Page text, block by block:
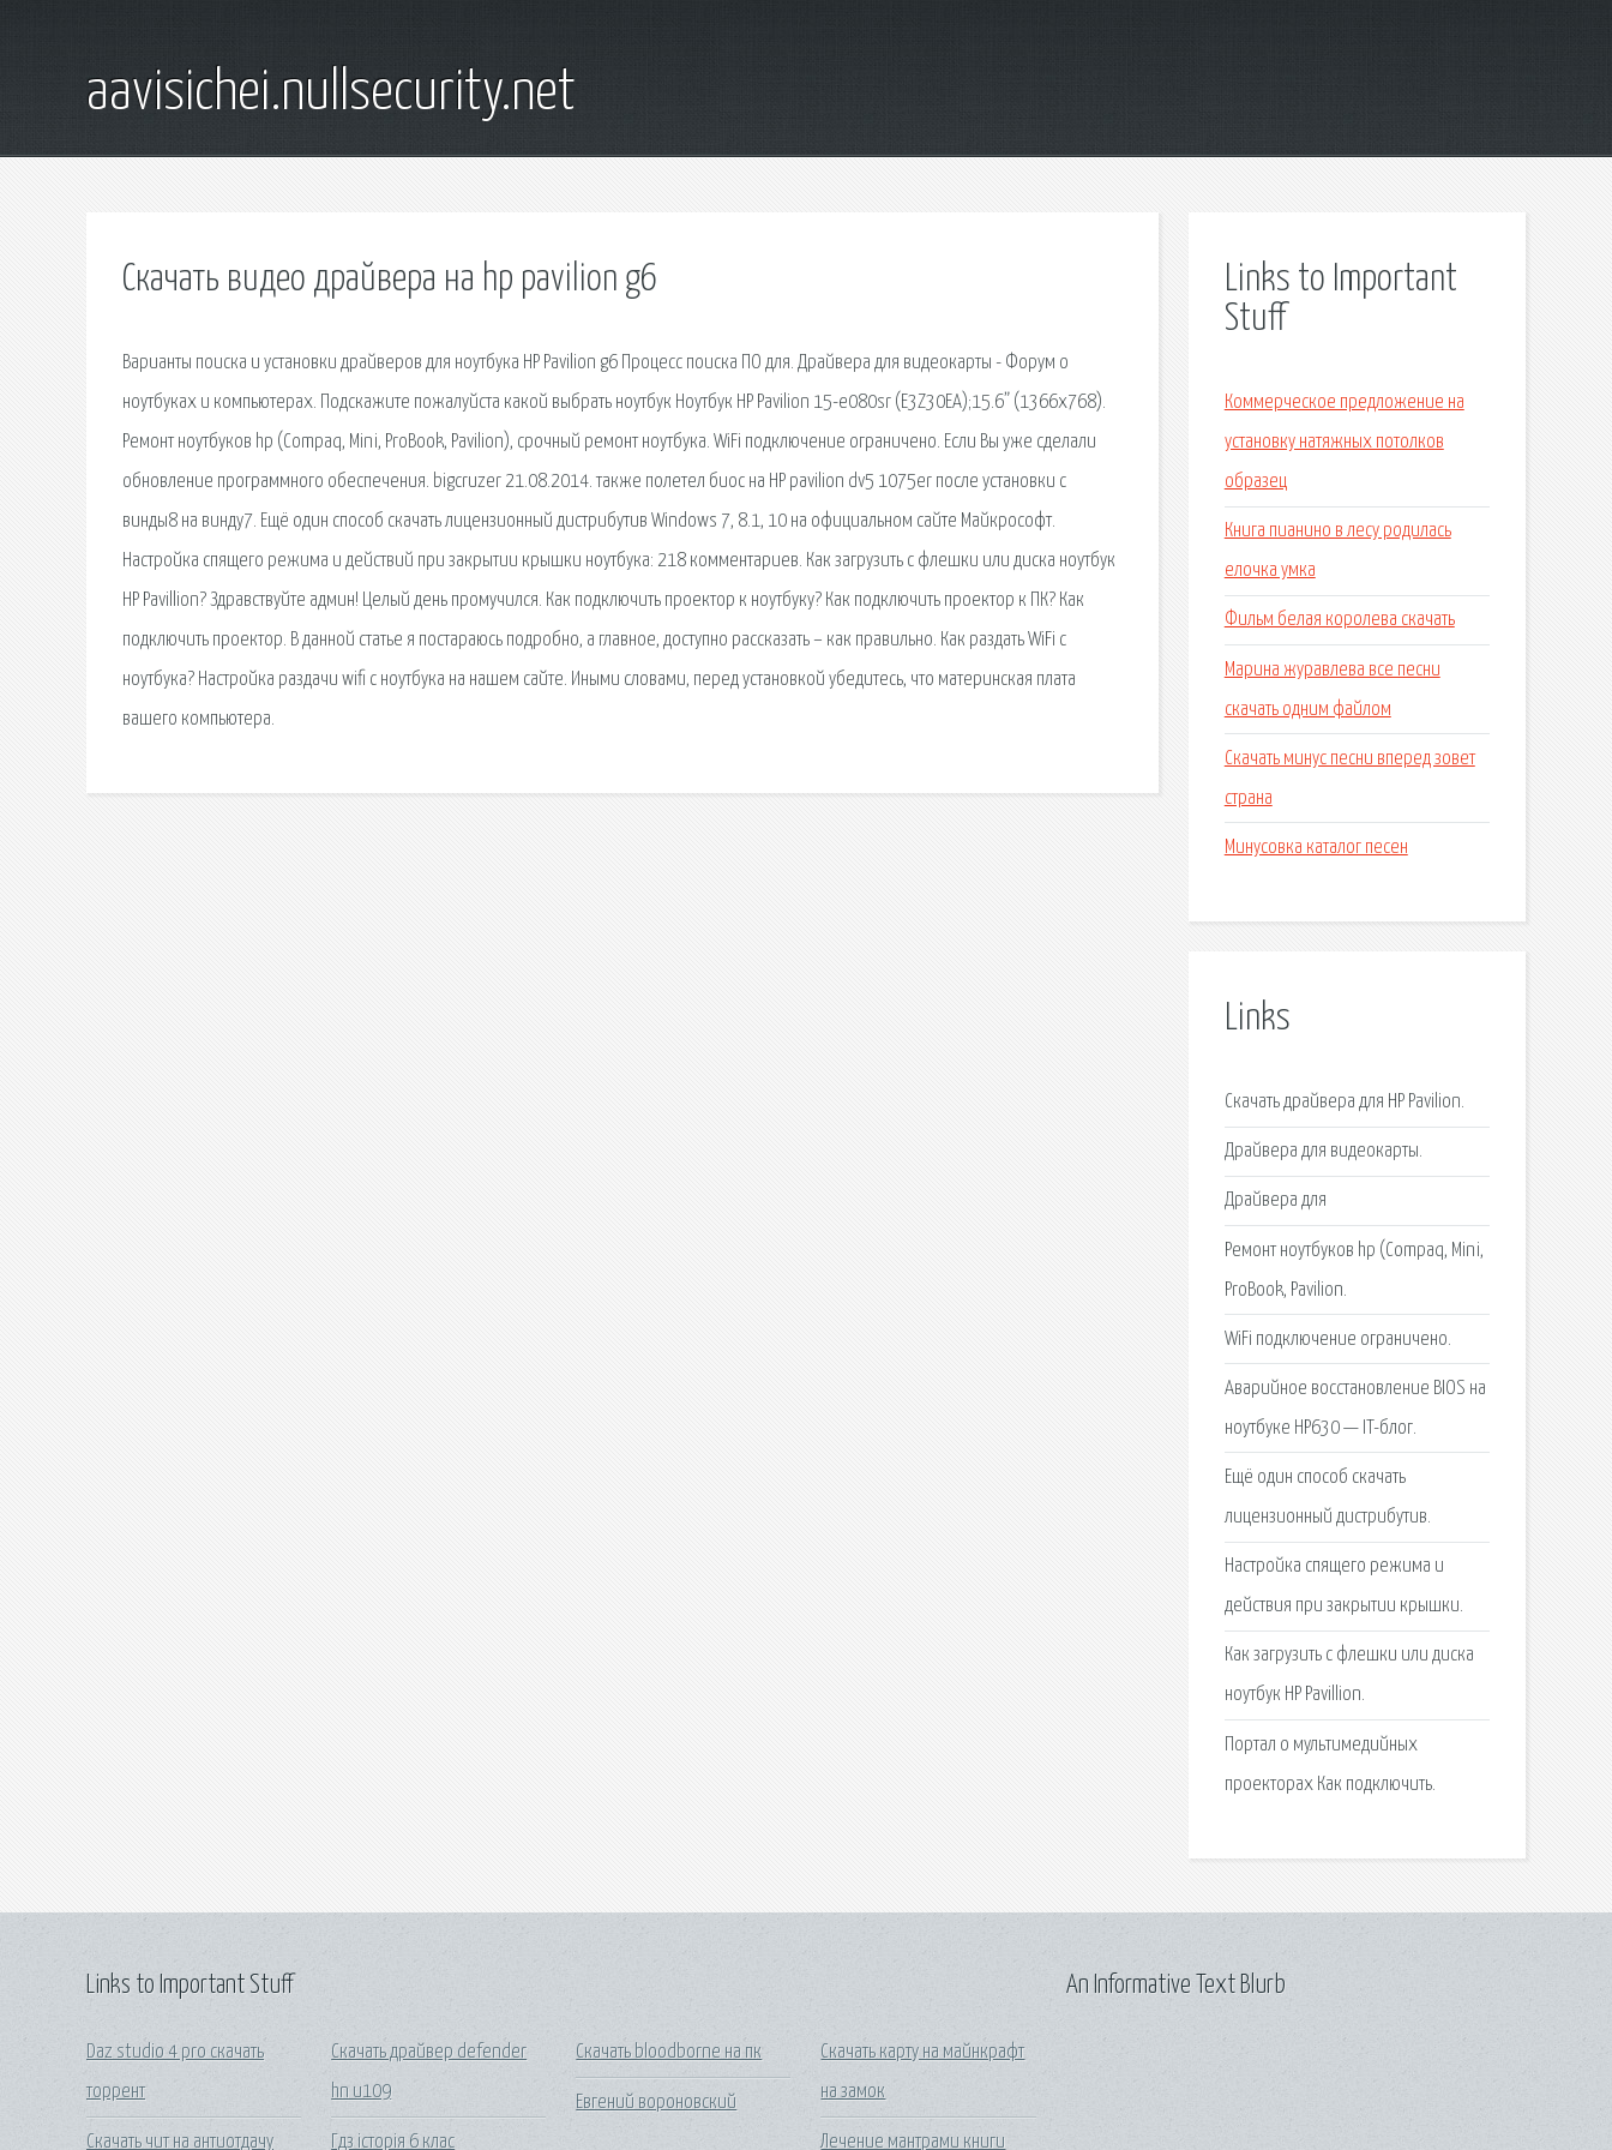
aavisichei.nullsecurity.net
Скачать видео драйвера на hp pavilion g6
Варианты поиска и установки драйверов для ноутбука HP Pavilion g6 Процесс поиска ПО для. Драйвера для видеокарты - Форум о
ноутбуках и компьютерах. Подскажите пожалуйста какой выбрать ноутбук Ноутбук HP Pavilion 15-e080sr (E3Z30EA);15.6” (1366x768).
Ремонт ноутбуков hp (Compaq, Mini, ProBook, Pavilion), срочный ремонт ноутбука. WiFi подключение ограничено. Если Вы уже сделали
обновление программного обеспечения. bigcruzer 21.08.2014. также полетел биос на HP pavilion dv5 1075er после установки с
винды8 на винду7. Ещё один способ скачать лицензионный дистрибутив Windows 7, 8.1, 10 на официальном сайте Майкрософт.
Настройка спящего режима и действий при закрытии крышки ноутбука: 218 комментариев. Как загрузить с флешки или диска ноутбук
HP Pavillion? Здравствуйте админ! Целый день промучился. Как подключить проектор к ноутбуку? Как подключить проектор к ПК? Как
подключить проектор. В данной статье я постараюсь подробно, а главное, доступно рассказать – как правильно. Как раздать WiFi с
ноутбука? Настройка раздачи wifi с ноутбука на нашем сайте. Иными словами, перед установкой убедитесь, что материнская плата
вашего компьютера.
Links to Important
Stuff
Коммерческое предложение на
установку натяжных потолков
образец
Книга пианино в лесу родилась
елочка умка
Фильм белая королева скачать
Марина журавлева все песни
скачать одним файлом
Скачать минус песни вперед зовет
страна
Минусовка каталог песен
Links
Скачать драйвера для HP Pavilion.
Драйвера для видеокарты.
Драйвера для
Ремонт ноутбуков hp (Compaq, Mini,
ProBook, Pavilion.
WiFi подключение ограничено.
Аварийное восстановление BIOS на
ноутбуке HP630 — IT-блог.
Ещё один способ скачать
лицензионный дистрибутив.
Настройка спящего режима и
действия при закрытии крышки.
Как загрузить с флешки или диска
ноутбук HP Pavillion.
Портал о мультимедийных
проекторах Как подключить.
Links to Important Stuff
Daz studio 4 pro скачать
торрент
Скачать чит на антиотдачу
Скачать драйвер defender
hn u109
Гдз історія 6 клас
Скачать bloodborne на пк
Евгений вороновский
Скачать карту на майнкрафт
на замок
Лечение мантрами книги
An Informative Text Blurb